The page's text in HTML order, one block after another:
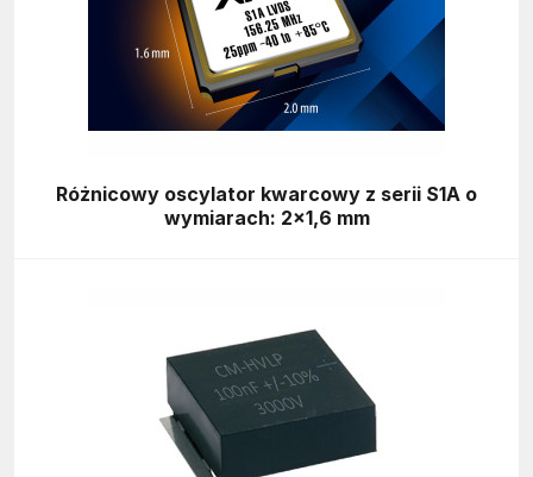
Różnicowy oscylator kwarcowy z serii S1A o
wymiarach: 2×1,6 mm